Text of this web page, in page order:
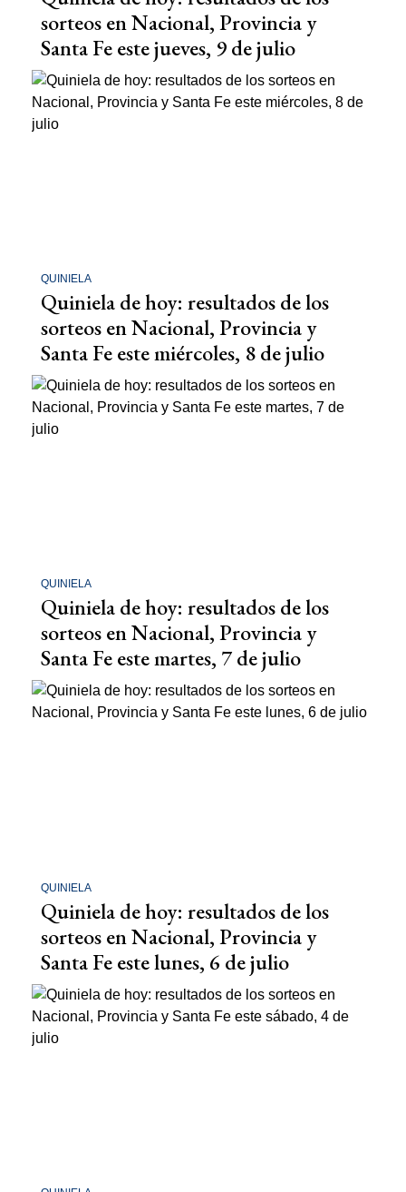
sorteos en Nacional, Provincia y
Santa Fe este jueves, 9 de julio
QUINIELA
Quiniela de hoy: resultados de los
sorteos en Nacional, Provincia y
Santa Fe este miércoles, 8 de julio
QUINIELA
Quiniela de hoy: resultados de los
sorteos en Nacional, Provincia y
Santa Fe este martes, 7 de julio
QUINIELA
Quiniela de hoy: resultados de los
sorteos en Nacional, Provincia y
Santa Fe este lunes, 6 de julio